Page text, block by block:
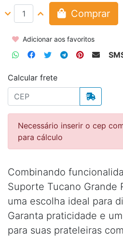
Comprar
Adicionar aos favoritos
Calcular frete
Necessário inserir o cep
para cálculo
Combinando
Suporte Tucano Grande
uma escolha ideal para
Garanta praticidade e
para suas prateleiras